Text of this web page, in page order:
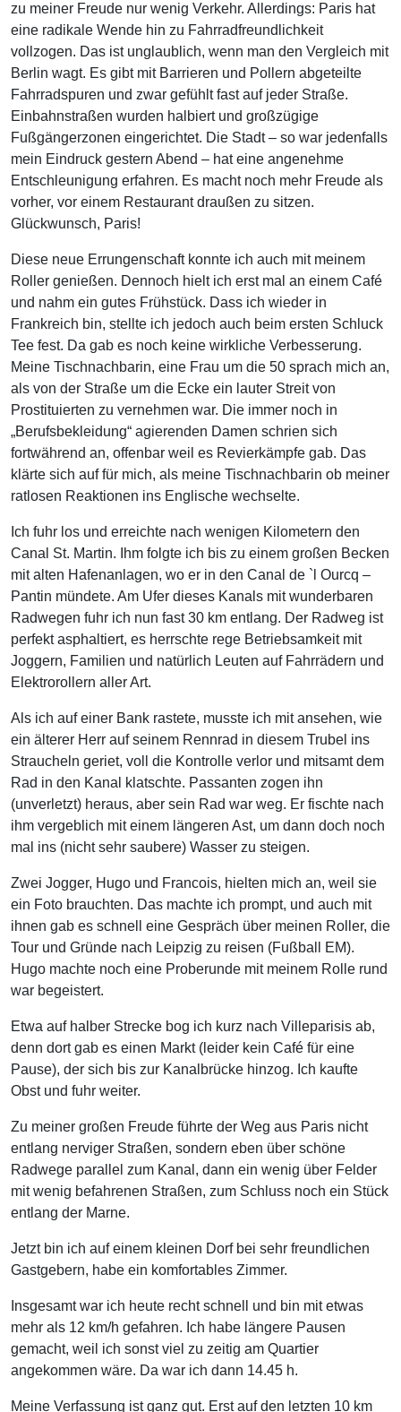
zu meiner Freude nur wenig Verkehr. Allerdings: Paris hat
eine radikale Wende hin zu Fahrradfreundlichkeit
vollzogen. Das ist unglaublich, wenn man den Vergleich mit
Berlin wagt. Es gibt mit Barrieren und Pollern abgeteilte
Fahrradspuren und zwar gefühlt fast auf jeder Straße.
Einbahnstraßen wurden halbiert und großzügige
Fußgängerzonen eingerichtet. Die Stadt – so war jedenfalls
mein Eindruck gestern Abend – hat eine angenehme
Entschleunigung erfahren. Es macht noch mehr Freude als
vorher, vor einem Restaurant draußen zu sitzen.
Glückwunsch, Paris!
Diese neue Errungenschaft konnte ich auch mit meinem
Roller genießen. Dennoch hielt ich erst mal an einem Café
und nahm ein gutes Frühstück. Dass ich wieder in
Frankreich bin, stellte ich jedoch auch beim ersten Schluck
Tee fest. Da gab es noch keine wirkliche Verbesserung.
Meine Tischnachbarin, eine Frau um die 50 sprach mich an,
als von der Straße um die Ecke ein lauter Streit von
Prostituierten zu vernehmen war. Die immer noch in
„Berufsbekleidung“ agierenden Damen schrien sich
fortwährend an, offenbar weil es Revierkämpfe gab. Das
klärte sich auf für mich, als meine Tischnachbarin ob meiner
ratlosen Reaktionen ins Englische wechselte.
Ich fuhr los und erreichte nach wenigen Kilometern den
Canal St. Martin. Ihm folgte ich bis zu einem großen Becken
mit alten Hafenanlagen, wo er in den Canal de `l Ourcq –
Pantin mündete. Am Ufer dieses Kanals mit wunderbaren
Radwegen fuhr ich nun fast 30 km entlang. Der Radweg ist
perfekt asphaltiert, es herrschte rege Betriebsamkeit mit
Joggern, Familien und natürlich Leuten auf Fahrrädern und
Elektrorollern aller Art.
Als ich auf einer Bank rastete, musste ich mit ansehen, wie
ein älterer Herr auf seinem Rennrad in diesem Trubel ins
Straucheln geriet, voll die Kontrolle verlor und mitsamt dem
Rad in den Kanal klatschte. Passanten zogen ihn
(unverletzt) heraus, aber sein Rad war weg. Er fischte nach
ihm vergeblich mit einem längeren Ast, um dann doch noch
mal ins (nicht sehr saubere) Wasser zu steigen.
Zwei Jogger, Hugo und Francois, hielten mich an, weil sie
ein Foto brauchten. Das machte ich prompt, und auch mit
ihnen gab es schnell eine Gespräch über meinen Roller, die
Tour und Gründe nach Leipzig zu reisen (Fußball EM).
Hugo machte noch eine Proberunde mit meinem Rolle rund
war begeistert.
Etwa auf halber Strecke bog ich kurz nach Villeparisis ab,
denn dort gab es einen Markt (leider kein Café für eine
Pause), der sich bis zur Kanalbrücke hinzog. Ich kaufte
Obst und fuhr weiter.
Zu meiner großen Freude führte der Weg aus Paris nicht
entlang nerviger Straßen, sondern eben über schöne
Radwege parallel zum Kanal, dann ein wenig über Felder
mit wenig befahrenen Straßen, zum Schluss noch ein Stück
entlang der Marne.
Jetzt bin ich auf einem kleinen Dorf bei sehr freundlichen
Gastgebern, habe ein komfortables Zimmer.
Insgesamt war ich heute recht schnell und bin mit etwas
mehr als 12 km/h gefahren. Ich habe längere Pausen
gemacht, weil ich sonst viel zu zeitig am Quartier
angekommen wäre. Da war ich dann 14.45 h.
Meine Verfassung ist ganz gut. Erst auf den letzten 10 km